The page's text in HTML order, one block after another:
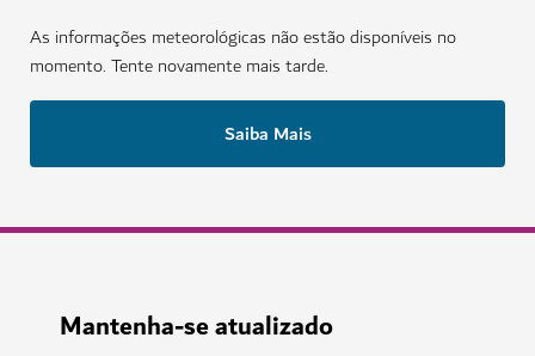
As informações meteorológicas não estão disponíveis no
momento. Tente novamente mais tarde.
Saiba Mais
Mantenha-se atualizado